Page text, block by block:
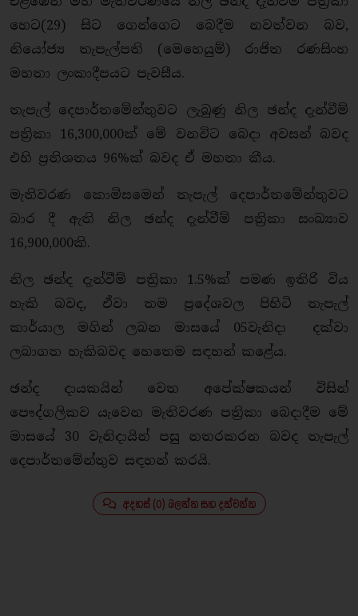
හෙට(29) සිට ගෙන්ගෙට බෙදීම නවත්වන බව,
නියෝජ්‍ය තැපැල්පති (මෙහෙයුම්) රාජිත රණසිංහ
මහතා ලංකාදීපයට පැවසීය.
තැපැල් දෙපාර්තමේන්තුවට ලැබුණු නිල ඡන්ද දැන්වීම්
පත්‍රිකා 16,300,000ක් මේ වනවිට බෙදා අවසන් බවද
එහි ප්‍රතිශතය 96%ක් බවද ඒ මහතා කීය.
මැතිවරණ කොමිසමෙන් තැපැල් දෙපාර්තමේන්තුවට
බාර දී ඇති නිල ඡන්ද දැන්වීම් පත්‍රිකා සංඛ්‍යාව
16,900,000කි.
නිල ඡන්ද දැන්වීම් පත්‍රිකා 1.5%ක් පමණ ඉතිරි විය
හැකි බවද, ඒවා තම ප්‍රදේශවල පිහිටි තැපැල්
කාර්යාල මගින් ලබන මාසයේ 05වැනිදා දක්වා
ලබාගත හැකිබවද හෙතෙම සඳහන් කළේය.
ඡන්ද දායකයින් වෙත අපේක්ෂකයන් විසින්
පෞද්ගලිකව යැවෙන මැතිවරණ පත්‍රිකා බෙදාදීම මේ
මාසයේ 30 වැනිදායින් පසු නතරකරන බවද තැපැල්
දෙපාර්තමේන්තුව සඳහන් කරයි.
අදහස් (0) බලන්න සහ දක්වන්න